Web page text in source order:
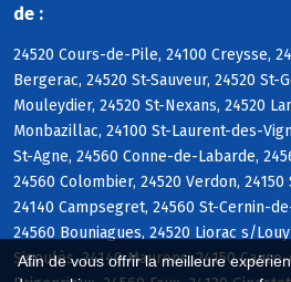
Afin de vous offrir la meilleure
de :
24520 Cours-de-Pile, 24100 Creysse,
Bergerac, 24520 St-Sauveur, 24520 St-
Mouleydier, 24520 St-Nexans, 24520
Monbazillac, 24100 St-Laurent-des-
St-Agne, 24560 Conne-de-Labarde,
24560 Colombier, 24520 Verdon,
24140 Campsegret, 24560 St-Cernin-
24560 Bouniagues, 24520 Liorac s/
Sigoulès, 24140 Maurens, 24150